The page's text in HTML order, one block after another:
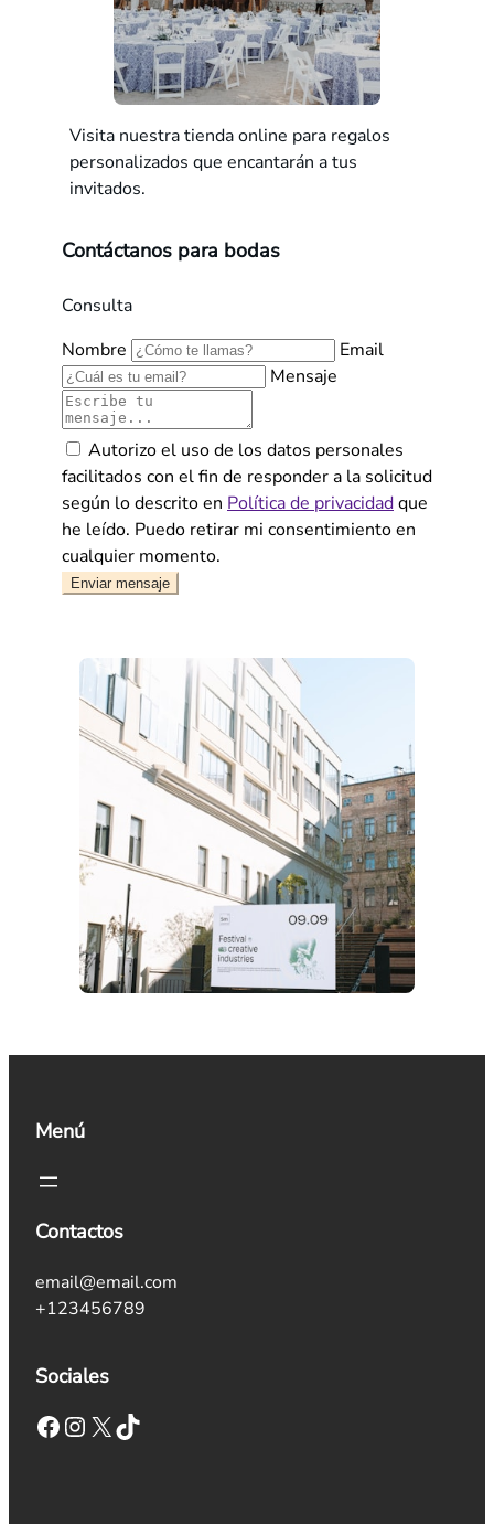
Visita nuestra tienda online para regalos
personalizados que encantarán a tus
invitados.
Contáctanos para bodas
Consulta
Nombre
Email
Mensaje
Autorizo el uso de los datos personales
facilitados con el fin de responder a la solicitud
según lo descrito en Política de privacidadque
he leído. Puedo retirar mi consentimiento en
cualquier momento.
Menú
Contactos
email@email.com
+123456789
Sociales
Facebook Instagram X TikTok